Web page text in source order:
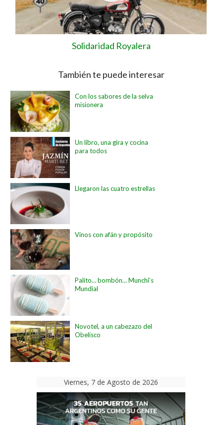
Solidaridad Royalera
También te puede interesar
Con los sabores de la selva
misionera
Un libro, una gira y cocina
para todos
Llegaron las cuatro estrellas
Vinos con afán y propósito
Palito… bombón… Munchi’s
Mundial
Novotel, a un cabezazo del
Obelisco
Viernes, 7 de Agosto de 2026